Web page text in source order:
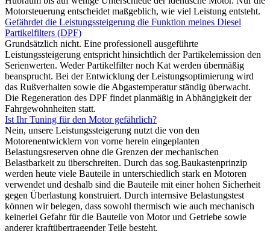
Motorsteuerung entscheidet maßgeblich, wie viel Leistung entsteht.
Gefährdet die Leistungssteigerung die Funktion meines Diesel
Partikelfilters (DPF)
Grundsätzlich nicht. Eine professionell ausgeführte
Leistungssteigerung entspricht hinsichtlich der Partikelemission den
Serienwerten. Weder Partikelfilter noch Kat werden übermäßig
beansprucht. Bei der Entwicklung der Leistungsoptimierung wird
das Rußverhalten sowie die Abgastemperatur ständig überwacht.
Die Regeneration des DPF findet planmäßig in Abhängigkeit der
Fahrgewohnheiten statt.
Ist Ihr Tuning für den Motor gefährlich?
Nein, unsere Leistungssteigerung nutzt die von den
Motorenentwicklern von vorne herein eingeplanten
Belastungsreserven ohne die Grenzen der mechanischen
Belastbarkeit zu überschreiten. Durch das sog.Baukastenprinzip
werden heute viele Bauteile in unterschiedlich stark en Motoren
verwendet und deshalb sind die Bauteile mit einer hohen Sicherheit
gegen Überlastung konstruiert. Durch internsive Belastungstest
können wir belegen, dass sowohl thermisch wie auch mechanisch
keinerlei Gefahr für die Bauteile von Motor und Getriebe sowie
anderer kraftübertragender Teile besteht.